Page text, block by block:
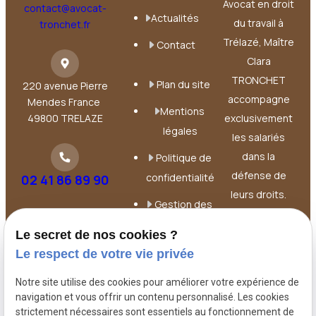
contact@avocat-
tronchet.fr
220 avenue Pierre
Mendes France
49800 TRELAZE
02 41 86 89 90
Actualités
Contact
Plan du site
Mentions
légales
Politique de
confidentialité
Gestion des
Avocat en droit
du travail à
Trélazé, Maître
Clara
TRONCHET
accompagne
exclusivement
les salariés
dans la
défense de
leurs droits.
Elle intervient à
contrat, litiges,
licenciements,
Le secret de nos cookies ?
Le respect de votre vie privée
Notre site utilise des cookies pour améliorer votre expérience de
navigation et vous offrir un contenu personnalisé. Les cookies
strictement nécessaires sont essentiels au fonctionnement de